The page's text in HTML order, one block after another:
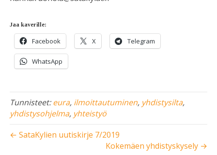
Jaa kaverille:
Facebook X Telegram
WhatsApp
Tunnisteet:eura, ilmoittautuminen, yhdistysilta,
yhdistysohjelma, yhteistyö
← SataKylien uutiskirje 7/2019
Kokemäen yhdistyskysely →